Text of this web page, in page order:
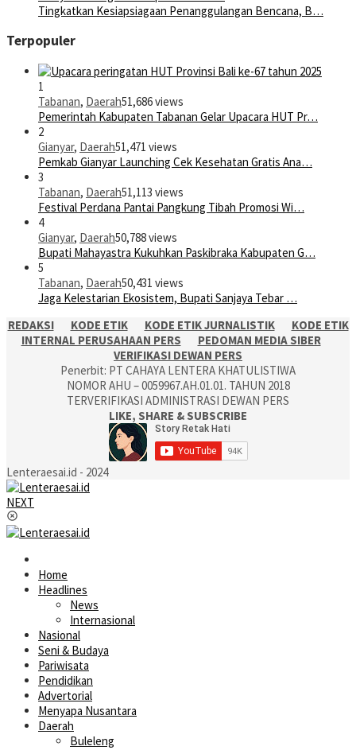
Tingkatkan Kesiapsiagaan Penanggulangan Bencana, B…
Terpopuler
1
Tabanan, Daerah51,686 views
Pemerintah Kabupaten Tabanan Gelar Upacara HUT Pr…
2
Gianyar, Daerah51,471 views
Pemkab Gianyar Launching Cek Kesehatan Gratis Ana…
3
Tabanan, Daerah51,113 views
Festival Perdana Pantai Pangkung Tibah Promosi Wi…
4
Gianyar, Daerah50,788 views
Bupati Mahayastra Kukuhkan Paskibraka Kabupaten G…
5
Tabanan, Daerah50,431 views
Jaga Kelestarian Ekosistem, Bupati Sanjaya Tebar …
REDAKSI
KODE ETIK KODE ETIK JURNALISTIK
KODE ETIK
INTERNAL PERUSAHAAN PERS
PEDOMAN MEDIA SIBER
VERIFIKASI DEWAN PERS
Penerbit: PT CAHAYA LENTERA KHATULISTIWA
NOMOR AHU – 0059967.AH.01.01. TAHUN 2018
TERVERIFIKASI ADMINISTRASI DEWAN PERS
LIKE, SHARE & SUBSCRIBE
Lenteraesai.id - 2024
NEXT
Home
Headlines
News
Internasional
Nasional
Seni & Budaya
Pariwisata
Pendidikan
Advertorial
Menyapa Nusantara
Daerah
Buleleng